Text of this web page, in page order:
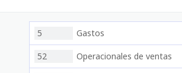
5 Gastos
52 Operacionales de ventas